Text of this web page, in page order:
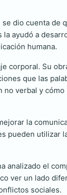
dio cuenta de
ayudó a
humana.
corporal. Su
que las
verbal y
la
pueden utilizar
analizado el
ver un lado
sociales.